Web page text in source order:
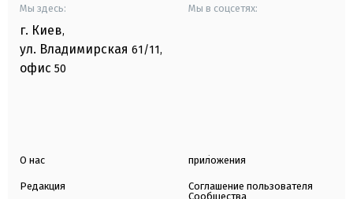
Мы здесь:
г. Киев,
ул. Владимирская 61/11,
офис 50
Мы в соцсетях:
О нас
Редакция
приложения
Соглашение пользователя
Сообщества